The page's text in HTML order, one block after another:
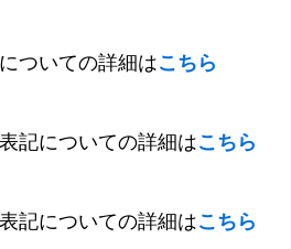
ついての詳細はこちら
記についての詳細はこちら
記についての詳細はこちら